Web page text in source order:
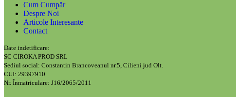
Cum Cumpăr
Despre Noi
Articole Interesante
Contact
Date indetificare:
SC CIROKA PROD SRL
Sediul social: Constantin Brancoveanul nr.5, Cilieni jud Olt.
CUI: 29397910
Nr. Înmatriculare: J16/2065/2011